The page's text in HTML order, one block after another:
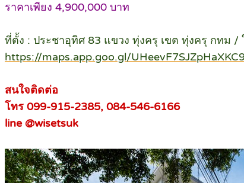
ราคาเพียง 4,900,000 บาท
ที่ตั้ง : ประชาอุทิศ 83 แขวง ทุ่งครุ เขต ทุ่งครุ กทม
https://maps.app.goo.gl/
สนใจติดต่อ
โทร 099-915-2385, 084-546-6166
line @wisetsuk